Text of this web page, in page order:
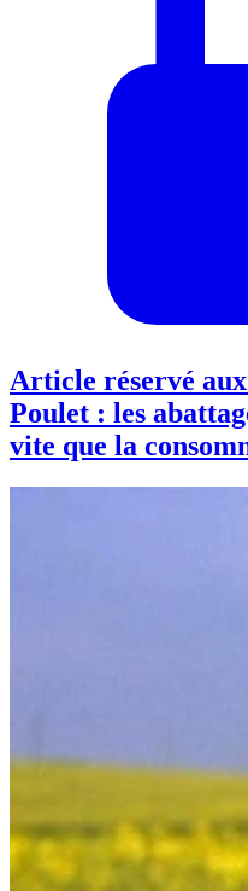
Article réservé aux
Poulet : les
vite que la